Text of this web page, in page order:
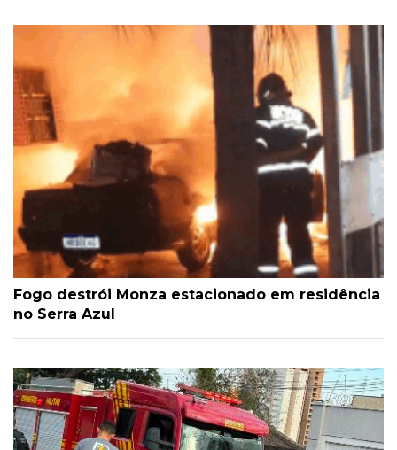
Fogo destrói Monza estacionado em residência
no Serra Azul